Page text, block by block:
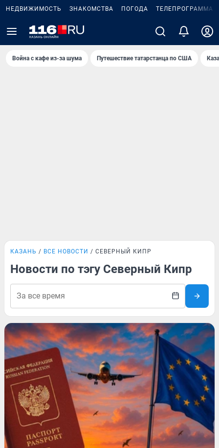
НЕДВИЖИМОСТЬ ЗНАКОМСТВА ПОГОДА ТЕЛЕПРОГРАММА
Война с кафе из-за шума Путешествие татарстанца по США
КАЗАНЬ ВСЕ НОВОСТИ СЕВЕРНЫЙ КИПР
Новости по тэгу Северный Кипр